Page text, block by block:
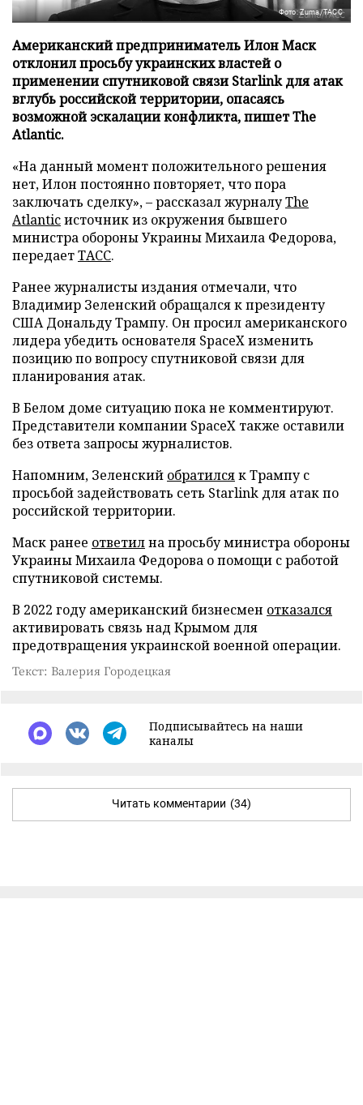
Фото: Zuma/ТАСС
Американский предприниматель Илон Маск
отклонил просьбу украинских властей о
применении спутниковой связи Starlink для атак
вглубь российской территории, опасаясь
возможной эскалации конфликта, пишет The
Atlantic.
«На данный момент положительного решения
нет, Илон постоянно повторяет, что пора
заключать сделку», – рассказал журналуThe
Atlanticисточник из окружения бывшего
министра обороны Украины Михаила Федорова,
передаетТАСС.
Ранее журналисты издания отмечали, что
Владимир Зеленский обращался к президенту
США Дональду Трампу. Он просил американского
лидера убедить основателя SpaceX изменить
позицию по вопросу спутниковой связи для
планирования атак.
В Белом доме ситуацию пока не комментируют.
Представители компании SpaceX также оставили
без ответа запросы журналистов.
Напомним, Зеленский обратилсяк Трампу с
просьбой задействовать сеть Starlink для атак по
российской территории.
Маск ранее ответилна просьбу министра обороны
Украины Михаила Федорова о помощи с работой
спутниковой системы.
В 2022 году американский бизнесмен отказался
активировать связь над Крымом для
предотвращения украинской военной операции.
Текст: Валерия Городецкая
Подписывайтесь на наши
каналы
Читать комментарии (34)